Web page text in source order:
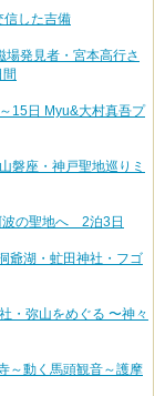
信した吉備
発見者・宮本高行さ
15日 Myu&大村真吾プ
磐座・神戸聖地巡りミ
の聖地へ 2泊3日
湖・虻田神社・フゴ
・弥山をめぐる 〜神々
～動く馬頭観音～護摩